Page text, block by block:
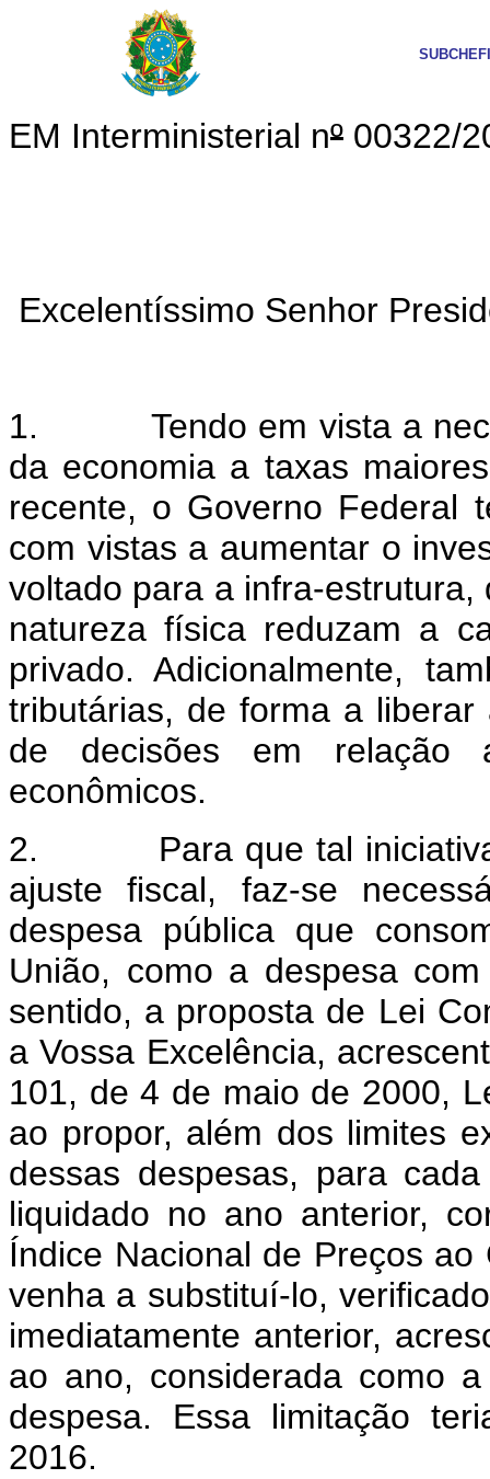
EM Interministerial nº 00322/
Excelentíssimo Senhor
1. Tendo em vista a
da economia a taxas
recente, o Governo Federal
com vistas a aumentar o
voltado para a infra-
natureza física reduzam a
privado. Adicionalmente,
tributárias, de forma a
de decisões em relação
econômicos.
2. Para que tal iniciativa
ajuste fiscal, faz-se
despesa pública que
União, como a despesa
sentido, a proposta de Lei
a Vossa Excelência,
101, de 4 de maio de 2000,
ao propor, além dos limites
dessas despesas, para
liquidado no ano anterior,
Índice Nacional de Preços
venha a substituí-lo,
imediatamente anterior,
ao ano, considerada como
despesa. Essa limitação
2016.